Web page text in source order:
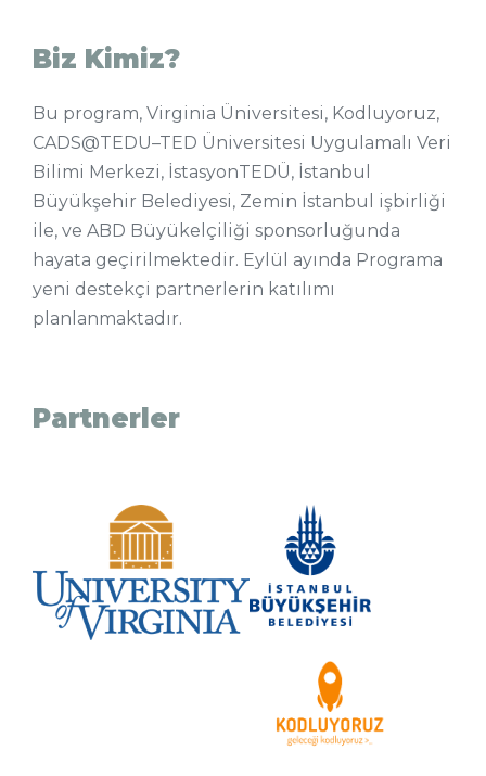
Biz Kimiz?
Bu program, Virginia Üniversitesi, Kodluyoruz,
CADS@TEDU–TED Üniversitesi Uygulamalı Veri
Bilimi Merkezi, İstasyonTEDÜ, İstanbul
Büyükşehir Belediyesi, Zemin İstanbul işbirliği
ile, ve ABD Büyükelçiliği sponsorluğunda
hayata geçirilmektedir. Eylül ayında Programa
yeni destekçi partnerlerin katılımı
planlanmaktadır.
Partnerler